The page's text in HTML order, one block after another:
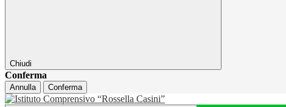
Chiudi
Conferma
Annulla Conferma